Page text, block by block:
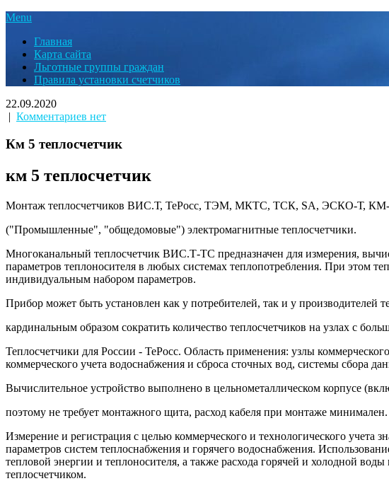
Menu
Главная
Карта сайта
Льготные группы граждан
Правила установки счетчиков
22.09.2020
| Комментариев нет
Км 5 теплосчетчик
км 5 теплосчетчик
Монтаж теплосчетчиков ВИС.Т, ТеРосс, ТЭМ, МКТС, ТСК, SA, ЭСКО-Т, КМ-
("Промышленные", "общедомовые") электромагнитные теплосчетчики.
Многоканальный теплосчетчик ВИС.Т-ТС предназначен для измерения,
параметров теплоносителя в любых системах теплопотребления. При этом
индивидуальным набором параметров.
Прибор может быть установлен как у потребителей, так и у производителей
кардинальным образом сократить количество теплосчетчиков на узлах с
Теплосчетчики для России - ТеРосс. Область применения: узлы
коммерческого учета водоснабжения и сброса сточных вод, системы сбора
Вычислительное устройство выполнено в цельнометаллическом корпусе
поэтому не требует монтажного щита, расход кабеля при монтаже минимален.
Измерение и регистрация с целью коммерческого и технологического учета
параметров систем теплоснабжения и горячего водоснабжения.
тепловой энергии и теплоносителя, а также расхода горячей и холодной
теплосчетчиком.